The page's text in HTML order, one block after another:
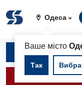
Одеса
Ваше місто
Так